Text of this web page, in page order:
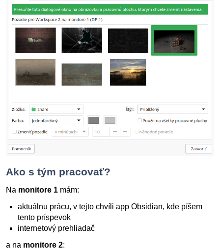
Ako s tým pracovať?
Na monitore 1 mám:
aktuálnu prácu, v tejto chvíli app Obsidian, kde píšem
tento príspevok
internetový prehliadač
a na monitore 2: